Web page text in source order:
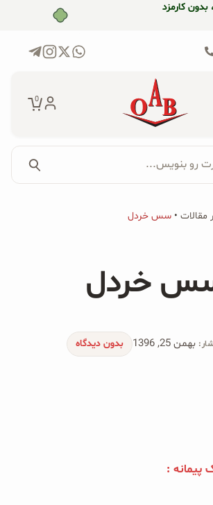
0
ارگانیک
جو دوسر
رو بنویس...
مقالات • سس خردل
خردل
بهمن 25, 1396 بدون دیدگاه
پیمانه :